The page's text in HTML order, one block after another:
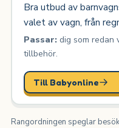
Bra utbud av
valet av vagn, från
Passar:dig som redan
tillbehör.
Till Babyonline
Rangordningen speglar